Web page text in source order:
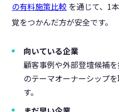
の有料施策比較 を通じて、1
覚をつかんだ方が安全です。
向いている企業
顧客事例や外部登壇候補
のテーマオーナーシップ
す。